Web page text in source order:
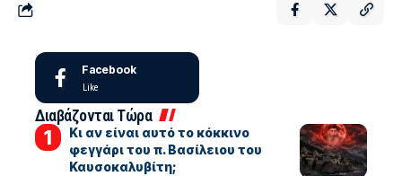
Facebook
Like
Διαβάζονται Τώρα
Κι αν είναι αυτό το κόκκινο
φεγγάρι του π. Βασίλειου του
Καυσοκαλυβίτη;